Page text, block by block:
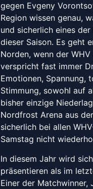
gegen Evgeny
Region wissen genau,
und sicherlich eines
dieser Saison. Es geht
Norden, wenn der
verspricht fast immer
Emotionen, Spannung,
Stimmung, sowohl auf
bisher einzige
Nordfrost Arena aus
sicherlich bei allen
Samstag nicht
In diesem Jahr wird
präsentieren als im
Einer der Matchwinner,